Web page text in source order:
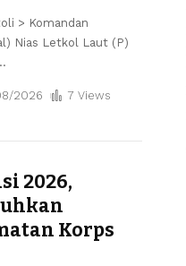
> Komandan
Nias Letkol Laut (P)
2026 7 Views
2026,
Korps